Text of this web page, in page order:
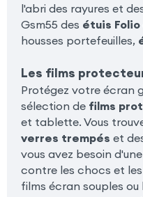
l'abri des rayures et
Gsm55 des étuis
housses portefeuilles,
Les films
Protégez votre écran
sélection de films
et tablette. Vous
verres trempés et
vous avez besoin
contre les chocs et
films écran souples ou